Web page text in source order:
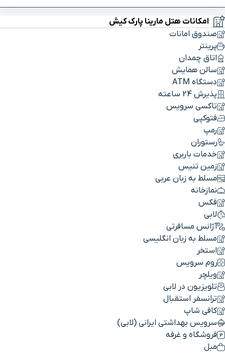
امکانات هتل مارینا پارک کیش
صندوق امانات
پرینتر
اتاق چمدان
سالن همایش
دستگاه ATM
پذیرش 24 ساعته
تاکسی سرویس
فتوکپی
رمپ
رستوران
خدمات باربری
زمین تنیس
مسلط به زبان عربی
نمازخانه
فکس
لابی
آژانس مسافرتی
مسلط به زبان انگلیسی
استخر
روم سرویس
ویلچر
تلویزیون در لابی
ترانسفر استقبال
کافی شاپ
سرویس بهداشتی ایرانی (لابی)
فروشگاه و غرفه
مبل